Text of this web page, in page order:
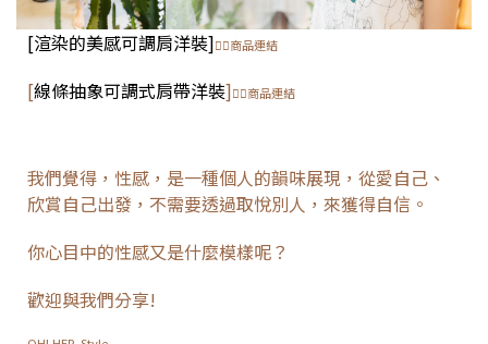
[渲染的美感可調肩洋裝]👈🏻商品連結
[線條抽象可調式肩帶洋裝]👈🏻商品連結
我們覺得，性感， 是一種個人的韻味展現，從愛自己、
欣賞自己出發，不需要透過取悅別人，來獲得自信。
你心目中的性感又是什麼模樣呢？
歡迎與我們分享!